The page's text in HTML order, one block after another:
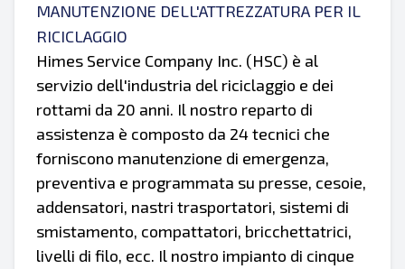
MANUTENZIONE DELL'ATTREZZATURA PER IL
RICICLAGGIO
Himes Service Company Inc. (HSC) è al
servizio dell'industria del riciclaggio e dei
rottami da 20 anni. Il nostro reparto di
assistenza è composto da 24 tecnici che
forniscono manutenzione di emergenza,
preventiva e programmata su presse, cesoie,
addensatori, nastri trasportatori, sistemi di
smistamento, compattatori, bricchettatrici,
livelli di filo, ecc. Il nostro impianto di cinque